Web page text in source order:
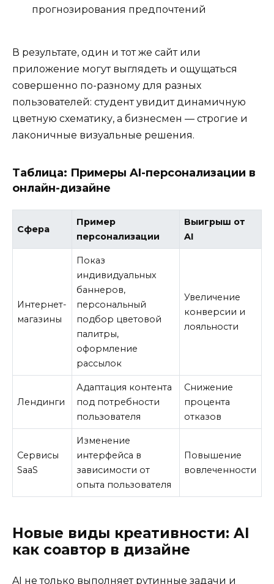
прогнозирования предпочтений
В результате, один и тот же сайт или
приложение могут выглядеть и ощущаться
совершенно по-разному для разных
пользователей: студент увидит динамичную
цветную схематику, а бизнесмен — строгие и
лаконичные визуальные решения.
Таблица: Примеры AI-персонализации в
онлайн-дизайне
Сфера
Пример
персонализации
Выигрыш от
AI
Интернет-
магазины
Показ
индивидуальных
баннеров,
персональный
подбор цветовой
палитры,
оформление
рассылок
Увеличение
конверсии и
лояльности
Лендинги
Адаптация контента
под потребности
пользователя
Снижение
процента
отказов
Сервисы
SaaS
Изменение
интерфейса в
зависимости от
опыта пользователя
Повышение
вовлеченности
Новые виды креативности: AI
как соавтор в дизайне
AI не только выполняет рутинные задачи и